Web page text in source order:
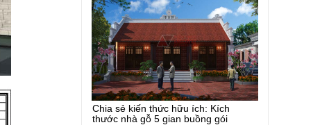
Chia sẻ kiến thức hữu ích: Kích
thước nhà gỗ 5 gian buồng gói